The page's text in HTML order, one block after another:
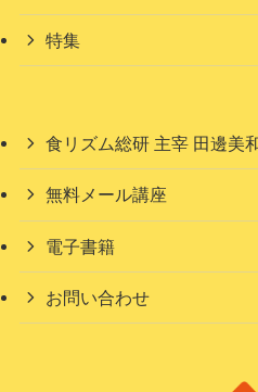
特集
食リズム総研 主宰 田邊美
無料メール講座
電子書籍
お問い合わせ